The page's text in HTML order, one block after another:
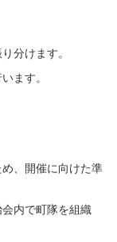
分けます。
ます。
、開催に向けた準
内で町隊を組織